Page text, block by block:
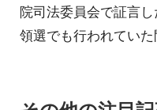
院司法委員会で証言
領選でも行われていた